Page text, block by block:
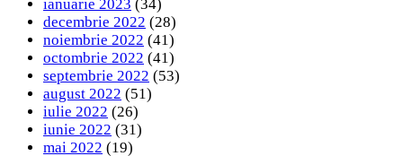
ianuarie 2023 (34)
decembrie 2022 (28)
noiembrie 2022 (41)
octombrie 2022 (41)
septembrie 2022 (53)
august 2022 (51)
iulie 2022 (26)
iunie 2022 (31)
mai 2022 (19)